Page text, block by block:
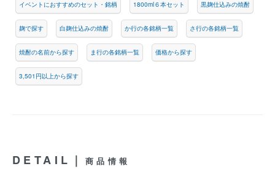
イベントにおすすめのセット・銘柄 1800ml６本セット 黒麹仕込みの焼酎
麹で探す 白麹仕込みの焼酎 か行の各銘柄一覧 さ行の各銘柄一覧
焼酎の名前から探す ま行の各銘柄一覧 価格から探す
3,501円以上から探す
DETAIL｜ 商品情報